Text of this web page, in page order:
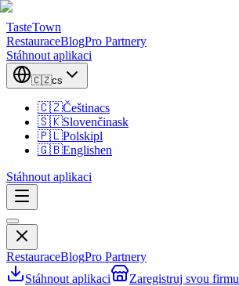
TasteTown
RestauraceBlogPro Partnery
Stáhnout aplikaci
🇨🇿cs
🇨🇿Češtinacs
🇸🇰Slovenčinask
🇵🇱Polskipl
🇬🇧Englishen
Stáhnout aplikaci
RestauraceBlogPro Partnery
Stáhnout aplikaci
Zaregistruj svou firmu